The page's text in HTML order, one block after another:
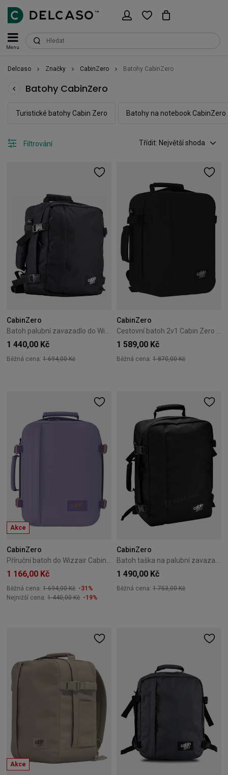
Menu
Delcaso Značky CabinZero Batohy CabinZero
Batohy CabinZero
Turistické batohy Cabin Zero Batohy na notebook CabinZero
Třídit: Největší shoda
Filtrování
CabinZero
1 440,00 Kč
Běžná cena: 1 694,00 Kč
CabinZero
1 589,00 Kč
Běžná cena: 1 870,00 Kč
Akce
CabinZero
Příruční batoh do Wizzair Cabin Zero Classic 28L Smokey Violet
1 166,00 Kč
Běžná cena: 1 694,00 Kč -31%
Nejnižší cena: 1 440,00 Kč -19%
CabinZero
Batoh taška na palubní zavazadlo Cabin Zero Classic 36L Absolute Black
1 490,00 Kč
Běžná cena: 1 753,00 Kč
Akce